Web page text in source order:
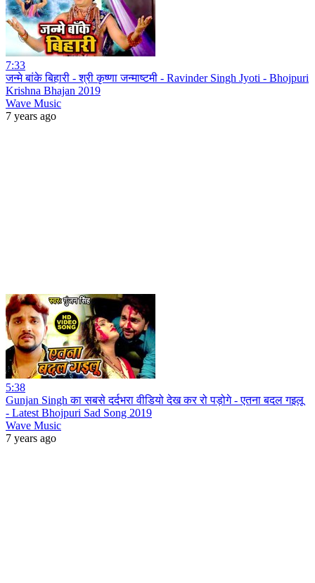
7:33
जन्मे बांके बिहारी - श्री कृष्णा जन्माष्टमी - Ravinder Singh Jyoti - Bhojpuri
Krishna Bhajan 2019
Wave Music
7 years ago
5:38
Gunjan Singh का सबसे दर्दभरा वीडियो देख कर रो पड़ोगे - एतना बदल गइलू
- Latest Bhojpuri Sad Song 2019
Wave Music
7 years ago